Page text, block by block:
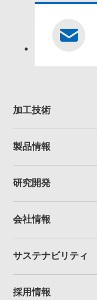
加工技術
製品情報
研究開発
会社情報
サステナビリティ
採用情報